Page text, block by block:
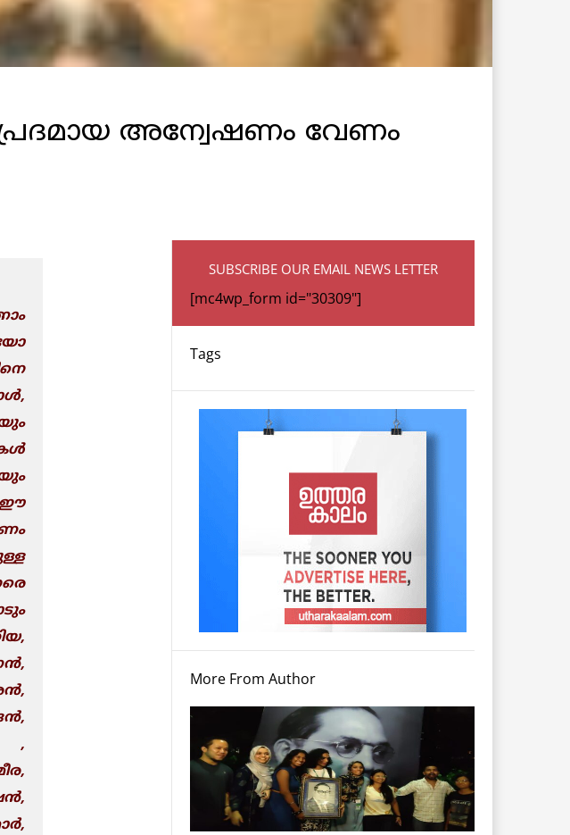
അന്വേഷണം വേണം
ഈ
SUBSCRIBE OUR EMAIL NEWS LETTER
[mc4wp_form id="30309"]
Tags
More From Author